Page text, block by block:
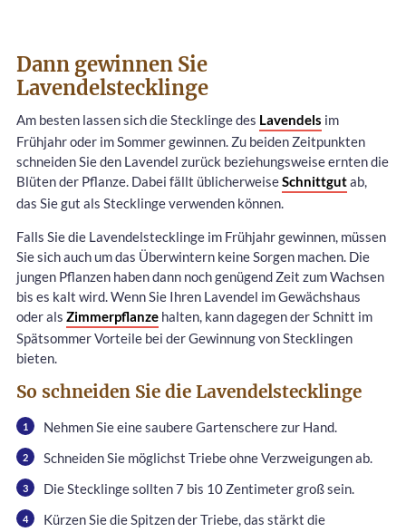
Dann gewinnen Sie
Lavendelstecklinge
Am besten lassen sich die Stecklinge des Lavendels im
Frühjahr oder im Sommer gewinnen. Zu beiden Zeitpunkten
schneiden Sie den Lavendel zurück beziehungsweise ernten die
Blüten der Pflanze. Dabei fällt üblicherweiseSchnittgutab,
das Sie gut als Stecklinge verwenden können.
Falls Sie die Lavendelstecklinge im Frühjahr gewinnen, müssen
Sie sich auch um das Überwintern keine Sorgen machen. Die
jungen Pflanzen haben dann noch genügend Zeit zum Wachsen
bis es kalt wird. Wenn Sie Ihren Lavendel im Gewächshaus
oder als Zimmerpflanze halten, kann dagegen der Schnitt im
Spätsommer Vorteile bei der Gewinnung von Stecklingen
bieten.
So schneiden Sie die Lavendelstecklinge
Nehmen Sie eine saubere Gartenschere zur Hand.
Schneiden Sie möglichst Triebe ohne Verzweigungen ab.
Die Stecklinge sollten 7 bis 10 Zentimeter groß sein.
Kürzen Sie die Spitzen der Triebe, das stärkt die